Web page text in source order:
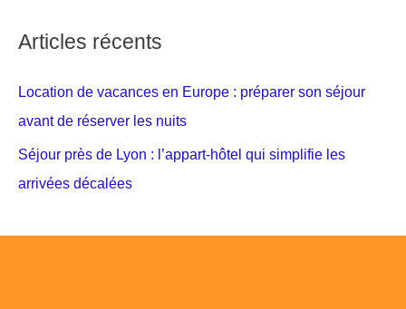
Articles récents
Location de vacances en Europe : préparer son séjour
avant de réserver les nuits
Séjour près de Lyon : l’appart-hôtel qui simplifie les
arrivées décalées